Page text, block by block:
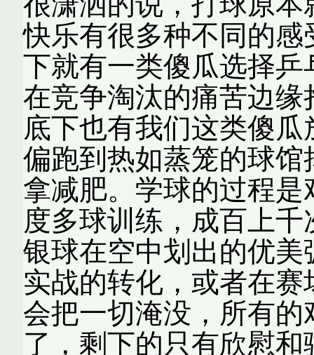
快乐有很多种不同的
下就有一类傻瓜选择
在竞争淘汰的痛苦边
底下也有我们这类傻
偏跑到热如蒸笼的球
拿减肥。学球的过程
度多球训练，成百上
银球在空中划出的优
实战的转化，或者在
会把一切淹没，所有
了，剩下的只有欣慰